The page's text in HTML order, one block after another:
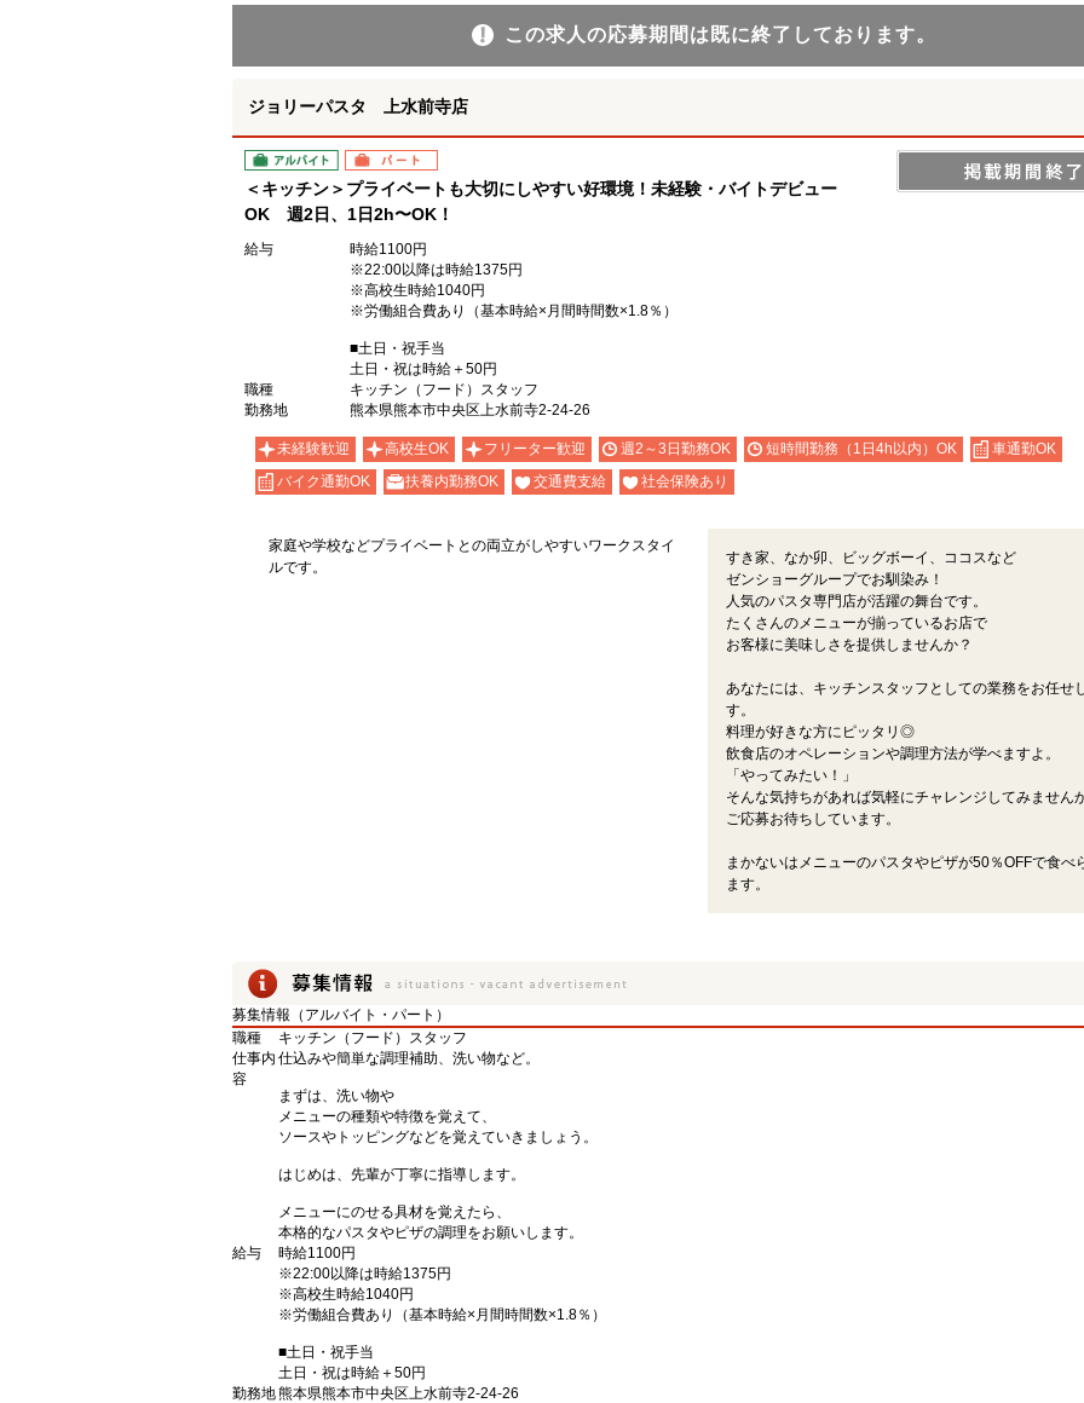
この求人の応募期間は既に終了しております。
ジョリーパスタ 上水前寺店
アルバイト パート
＜キッチン＞プライベートも大切にしやすい好環境！未経験・バイトデビュー
OK 週2日、1日2h〜OK！
給与
時給1100円
※22:00以降は時給1375円
※高校生時給1040円
※労働組合費あり（基本時給×月間時間数×1.8％）
■土日・祝手当
土日・祝は時給＋50円
職種
キッチン（フード）スタッフ
勤務地
熊本県熊本市中央区上水前寺2-24-26
未経験歓迎 高校生OK フリーター歓迎 週2～3日勤務OK 短時間勤務（1日4h以内）OK
車通勤OK
バイク通勤OK
扶養内勤務OK 交通費支給 社会保険あり
家庭や学校などプライベートとの両立がしやすいワークスタイ
ルです。
すき家、なか卯、ビッグボーイ、ココスなど
ゼンショーグループでお馴染み！
人気のパスタ専門店が活躍の舞台です。
たくさんのメニューが揃っているお店で
お客様に美味しさを提供しませんか？
あなたには、キッチンスタッフとしての業務をお任せ
す。
料理が好きな方にピッタリ◎
飲食店のオペレーションや調理方法が学べますよ。
「やってみたい！」
そんな気持ちがあれば気軽にチャレンジしてみません
ご応募お待ちしています。
まかないはメニューのパスタやピザが50％OFFで食べ
ます。
募集情報（アルバイト・パート）
職種
キッチン（フード）スタッフ
仕事内
容
仕込みや簡単な調理補助、洗い物など。
まずは、洗い物や
メニューの種類や特徴を覚えて、
ソースやトッピングなどを覚えていきましょう。
はじめは、先輩が丁寧に指導します。
メニューにのせる具材を覚えたら、
本格的なパスタやピザの調理をお願いします。
給与
時給1100円
※22:00以降は時給1375円
※高校生時給1040円
※労働組合費あり（基本時給×月間時間数×1.8％）
■土日・祝手当
土日・祝は時給＋50円
勤務地熊本県熊本市中央区上水前寺2-24-26